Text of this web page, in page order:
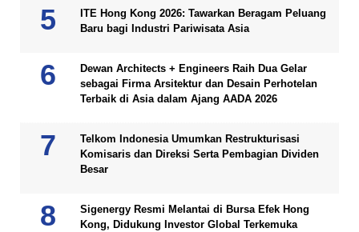
ITE Hong Kong 2026: Tawarkan Beragam Peluang
Baru bagi Industri Pariwisata Asia
Dewan Architects + Engineers Raih Dua Gelar
sebagai Firma Arsitektur dan Desain Perhotelan
Terbaik di Asia dalam Ajang AADA 2026
Telkom Indonesia Umumkan Restrukturisasi
Komisaris dan Direksi Serta Pembagian Dividen
Besar
Sigenergy Resmi Melantai di Bursa Efek Hong
Kong, Didukung Investor Global Terkemuka